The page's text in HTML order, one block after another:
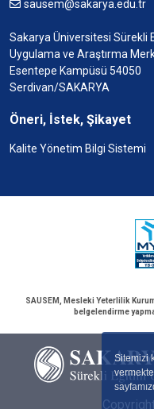
Sitemizi
sausem@sakarya.edu.tr
Sakarya Üniversitesi Sürekli
Uygulama ve Araştırma
Esentepe Kampüsü 54050
Serdivan/SAKARYA
Öneri, İstek, Şikayet
Kalite Yönetim Bilgi Sistemi
SAUSEM, Mesleki Yeterlilik
belgelendirme